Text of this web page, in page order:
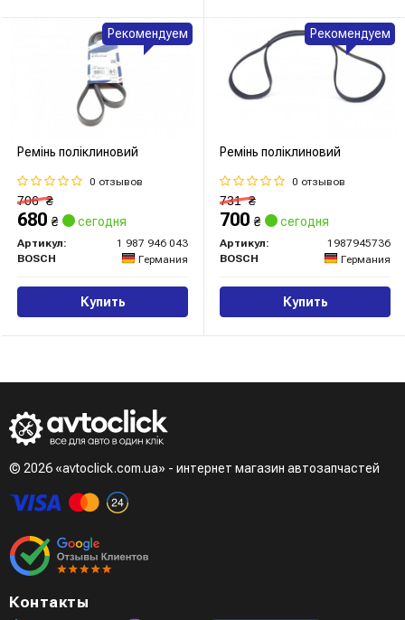
Ремінь поліклиновий
0 отзывов
706₴
680 ₴ сегодня
Артикул:
1 987 946 043
BOSCH
Германия
Купить
Рекомендуем
Ремінь поліклиновий
0 отзывов
731₴
700 ₴ сегодня
Артикул:
1987945736
BOSCH
Германия
Купить
Рекомендуем
© 2026 «avtoclick.com.ua» - интернет магазин автозапчастей
Контакты